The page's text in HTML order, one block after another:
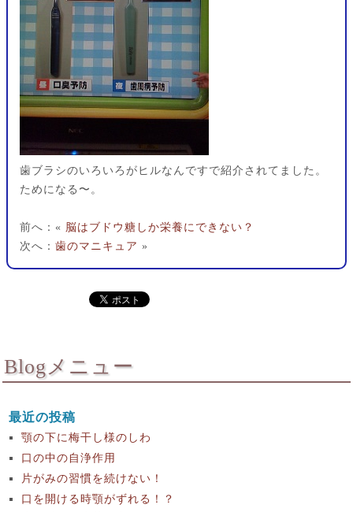
歯ブラシのいろいろがヒルなんですで紹介されてました。
ためになる〜。
前へ：« 脳はブドウ糖しか栄養にできない？
次へ： 歯のマニキュア »
Blogメニュー
最近の投稿
顎の下に梅干し様のしわ
口の中の自浄作用
片がみの習慣を続けない！
口を開ける時顎がずれる！？